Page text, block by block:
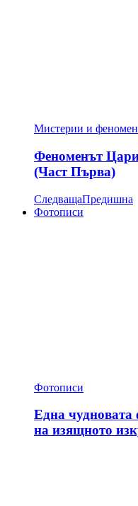
Мистерии и
Феноменът
(Част Първа)
СледващаПредишна
Фотописи
Фотописи
Една чудновата
на изящното